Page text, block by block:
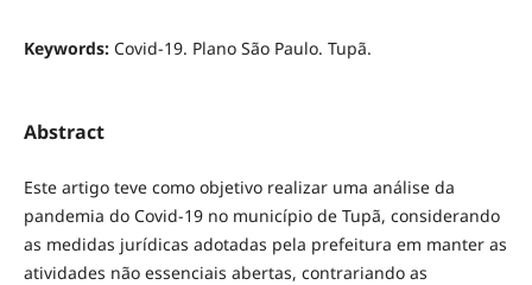
Keywords: Covid-19. Plano São Paulo. Tupã.
Abstract
Este artigo teve como objetivo realizar uma análise da
pandemia do Covid-19 no município de Tupã, considerando
as medidas jurídicas adotadas pela prefeitura em manter as
atividades não essenciais abertas, contrariando as